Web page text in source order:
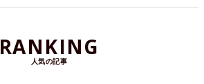
RANKING
人気の記事